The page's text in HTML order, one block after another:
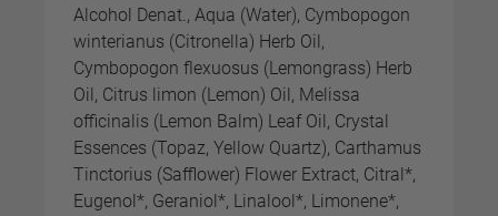
Alcohol Denat., Aqua (Water), Cymbopogon
winterianus (Citronella) Herb Oil,
Cymbopogon flexuosus (Lemongrass) Herb
Oil, Citrus limon (Lemon) Oil, Melissa
officinalis (Lemon Balm) Leaf Oil, Crystal
Essences (Topaz, Yellow Quartz), Carthamus
Tinctorius (Safflower) Flower Extract, Citral*,
Eugenol*, Geraniol*, Linalool*, Limonene*,